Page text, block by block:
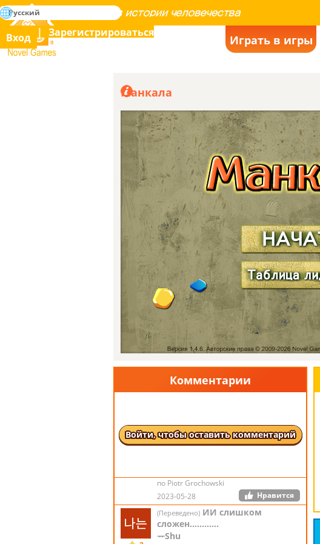
Novel Games
Освоение всех игр в истории человечества
поиск
Играть в игры
Вход Зарегистрироваться
Русский
Манкала
Комментарии
Войти, чтобы оставить комментарий
56
(Переведено) Я всегда
проигрываю!
(Оригинал) Siempre pierdo!
по CedrickPhadael11
2022-04-04
Нравится
2694
(Переведено) Музыка в конце
игры радует
(Оригинал) The music at the end of the game
is satisfying
по Piotr Grochowski
2023-05-28
Нравится
(Переведено)Но я каким-то
образом обманул соперника,
заставив его перевернуть счет,
овладев игрой.
(Оригинал) But I somehow tricked the
по Piotr Grochowski
2023-05-28
Нравится
(Переведено) ИИ слишком
сложен............
ᅲShu